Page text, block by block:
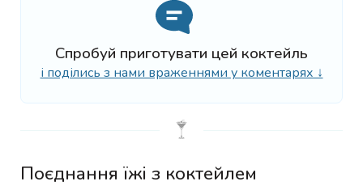
Спробуй приготувати цей коктейль
і поділись з нами враженнями у коментарях ↓
Поєднання їжі з коктейлем